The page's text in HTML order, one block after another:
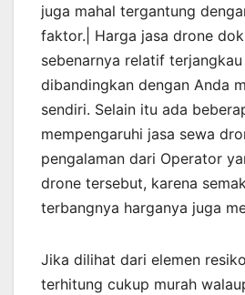
juga mahal tergantung
faktor.| Harga jasa drone
sebenarnya relatif
dibandingkan dengan Anda
sendiri. Selain itu ada
mempengaruhi jasa sewa
pengalaman dari Operator
drone tersebut, karena
terbangnya harganya juga
Jika dilihat dari elemen
terhitung cukup murah